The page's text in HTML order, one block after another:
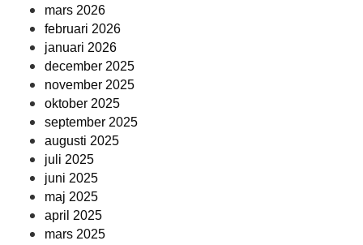
mars 2026
februari 2026
januari 2026
december 2025
november 2025
oktober 2025
september 2025
augusti 2025
juli 2025
juni 2025
maj 2025
april 2025
mars 2025